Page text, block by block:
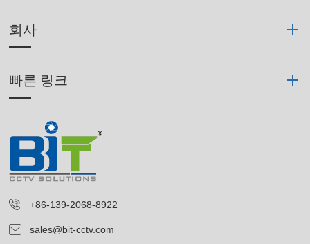
회사
빠른 링크
+86-139-2068-8922
sales@bit-cctv.com